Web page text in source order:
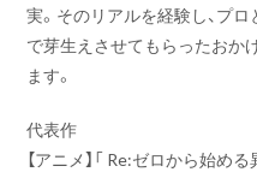
実。そのリアルを経験し、プ
で芽生えさせてもらったおか
ます。
代表作
【アニメ】「 Re:ゼロから始め